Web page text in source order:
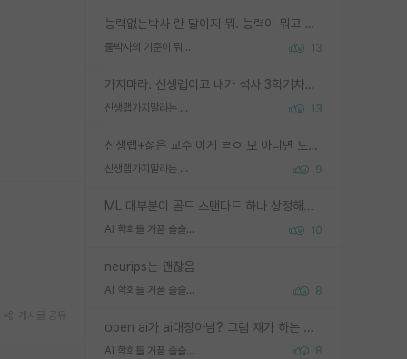
능력없는박사 란 말이지 뭐. 능력이 뭐고 능력이 있다는게 뭔지는 사람마다 기준이 다르니까 얘기해봐야 서로 자기 기준만 얘기해서 논쟁이 끝이 안나고. 주위에서 능력있고 야심있는 신입생이 교수가 유의미한 피드백을 아예 안주면서 제대로된 과제에 참여해볼 기회도 제공하지 않고 잡일 뺑뺑이만 돌려서 맨날 단순작업만 하면서 밤새다가 눈빛이 점점 죽어가는걸 본 사람은 물박사는 교수탓이라고 하고, 교수는 이것저것 알려도 주고 기회도 주고 사수 동기 붙여주면서 어떻게든 끌고가려고 하는데 본인이 매일 뺀질거리면서 출근 하는둥마는둥 하다가 기껏 와서도 폰이나 쳐다보다가 실험 망치고 저녁약속있어서 먼저 가볼게요~ 하는걸 본 사람은 물박사는 본인탓이라고 함.
물박사의 기준이 뭐임? 13
가지마라. 신생랩이고 내가 석사 3학기차인데 최고참인데 나도 아무것도 모르는데 교수가 후배들 왜 논문 교육 안시키냐. 논문 왜 안 써오냐 닦달한다
신생랩가지말라는 이유가 있었구나 13
신생랩+젊은 교수 이게 ㄹㅇ 모 아니면 도인듯.
신생랩가지말라는 이유가 있었구나 9
ML 대부분이 골드 스탠다드 하나 상정해놓고 (벤치마크 데이터셋이 여러 개면 여러 개 상정) 그거 얼마나 잘 맞추나 싸움임 가끔 번뜩이는 설계 철학을 보여주는 논문들도 있지만 대부분 그거 성적 얼마나 더 올리느라에 혈안이 되어 있는 측면이 잇음
AI 학회들 거품 슬슬 지적이 나오네요 10
neurips는 괜찮음
AI 학회들 거품 슬슬 지적이 나오네요 8
open ai가 ai대장아님? 그럼 쟤가 하는 말이 다 맞겠네
AI 학회들 거품 슬슬 지적이 나오네요 8